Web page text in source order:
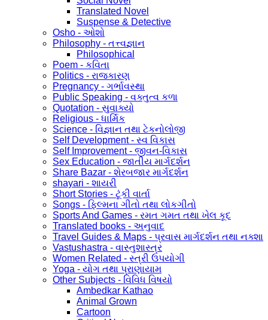
Translated Novel
Suspense & Detective
Osho - ઓશો
Philosophy - તત્ત્વજ્ઞાન
Philosophical
Poem - કવિતા
Politics - રાજકારણ
Pregnancy - ગર્ભાવસ્થા
Public Speaking - વક્તુત્વ કળા
Quotation - સુવાક્યો
Religious - ધાર્મિક
Science - વિજ્ઞાન તથા ટેકનોલોજી
Self Development - સ્વ વિકાસ
Self Improvement - જીવન-વિકાસ
Sex Education - જાતીય માર્ગદર્શન
Share Bazar - શેરબજાર માર્ગદર્શન
shayari - શાયરી
Short Stories - ટૂંકી વાર્તા
Songs - ફિલ્મના ગીતો તથા લોકગીતો
Sports And Games - રમત ગમત તથા ખેલ કૂદ
Translated books - અનુવાદ
Travel Guides & Maps - પ્રવાસ માર્ગદર્શન તથા નક્શા
Vastushastra - વાસ્તુશાસ્ત્ર
Women Related - સ્ત્રી ઉપયોગી
Yoga - યોગ તથા પ્રાણાયામ
Other Subjects - વિવિધ વિષયો
Ambedkar Kathao
Animal Grown
Cartoon